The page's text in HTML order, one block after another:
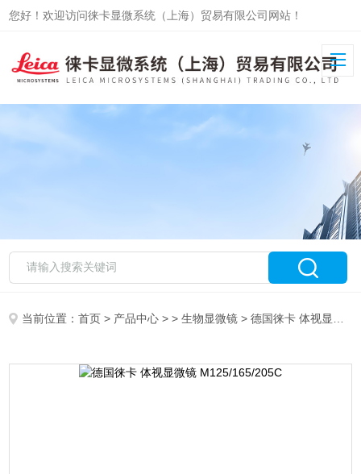
您好！欢迎访问徕卡显微系统（上海）贸易有限公司网站！
当前位置：首页 > 产品中心 > >生物显微镜 > 德国徕卡 体视显微镜 M125/165/205C